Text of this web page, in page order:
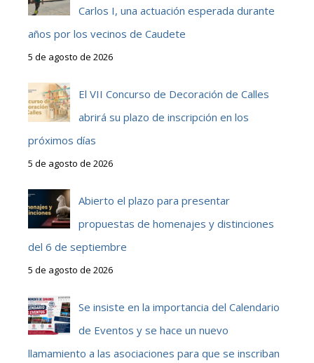
Carlos I, una actuación esperada durante
años por los vecinos de Caudete
5 de agosto de 2026
El VII Concurso de Decoración de Calles
abrirá su plazo de inscripción en los
próximos días
5 de agosto de 2026
Abierto el plazo para presentar
propuestas de homenajes y distinciones
del 6 de septiembre
5 de agosto de 2026
Se insiste en la importancia del Calendario
de Eventos y se hace un nuevo
llamamiento a las asociaciones para que se inscriban